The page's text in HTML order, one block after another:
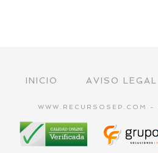
INICIO AVISO LEGAL
WWW.RECURSOSEP.COM